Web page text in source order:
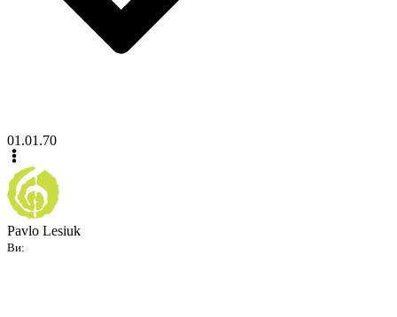
01.01.70
Pavlo Lesiuk
Ви: